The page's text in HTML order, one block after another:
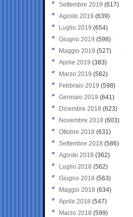
Settembre 2019 (617)
Agosto 2019 (639)
Luglio 2019 (654)
Giugno 2019 (598)
Maggio 2019 (527)
Aprile 2019 (383)
Marzo 2019 (562)
Febbraio 2019 (598)
Gennaio 2019 (641)
Dicembre 2018 (623)
Novembre 2018 (603)
Ottobre 2018 (631)
Settembre 2018 (586)
Agosto 2018 (362)
Luglio 2018 (562)
Giugno 2018 (563)
Maggio 2018 (634)
Aprile 2018 (547)
Marzo 2018 (599)